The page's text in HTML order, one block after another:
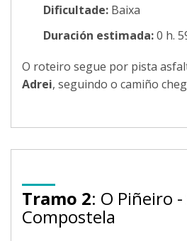
Dificultade: Baixa
Duración estimada:0 h.
O roteiro segue por pista
Adrei, seguindo o camiño
Tramo 2: O Piñeiro
Compostela